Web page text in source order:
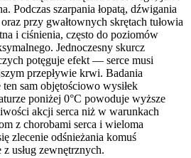
Podczas szarpania łopatą, dźwigania
przy gwałtownych skrętach tułowia
i ciśnienia, często do poziomów
Jednoczesny skurcz
potęguje efekt — serce musi
przepływie krwi. Badania
sam objętościowo wysiłek
poniżej 0°C powoduje wyższe
akcji serca niż w warunkach
z chorobami serca i wieloma
zlecenie odśnieżania komuś
usług zewnętrznych.